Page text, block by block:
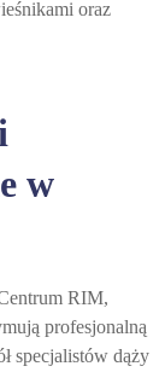
oraz
w
RIM,
profesjonalną
specjalistów dąży